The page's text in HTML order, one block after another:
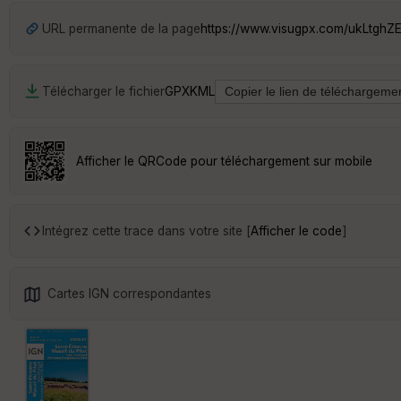
URL permanente de la pagehttps://www.visugpx.com/
Télécharger le fichierGPXKML
Afficher le QRCode pour téléchargement sur mobile
Intégrez cette trace dans votre site [Afficher le code]
Cartes IGN correspondantes